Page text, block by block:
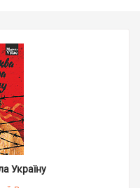
Україну